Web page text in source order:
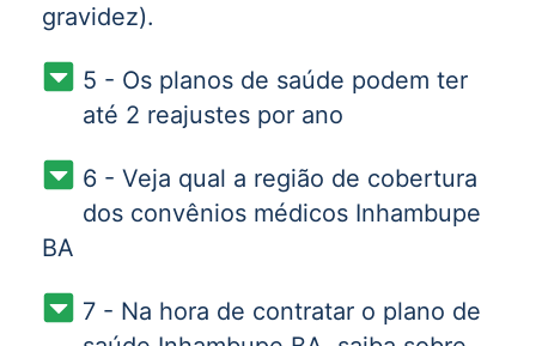
gravidez).
5 - Os planos de saúde podem ter
até 2 reajustes por ano
6 - Veja qual a região de cobertura
dos convênios médicos Inhambupe
BA
7 - Na hora de contratar o plano de